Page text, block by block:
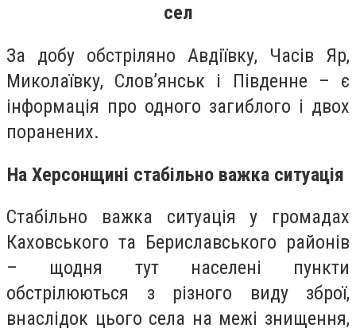
сел
За добу обстріляно Авдіївку, Часів Яр,
Миколаївку, Слов’янськ і Південне – є
інформація про одного загиблого і двох
поранених.
На Херсонщині стабільно важка ситуація
Стабільно важка ситуація у громадах
Каховського та Бериславського районів
– щодня тут населені пункти
обстрілюються з різного виду зброї,
внаслідок цього села на межі знищення,